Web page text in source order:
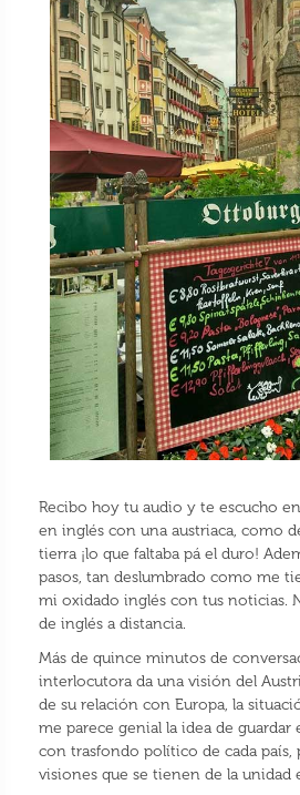
Recibo hoy tu audio y te escucho
en inglés con una austriaca, como
tierra ¡lo que faltaba pá el duro!
pasos, tan deslumbrado como me
mi oxidado inglés con tus noticias.
de inglés a distancia.
Más de quince minutos de
interlocutora da una visión del
de su relación con Europa, la
me parece genial la idea de guardar
con trasfondo político de cada país,
visiones que se tienen de la unidad